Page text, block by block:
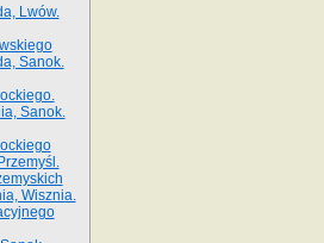
Lwów.
Sanok.
Sanok.
Wisznia.